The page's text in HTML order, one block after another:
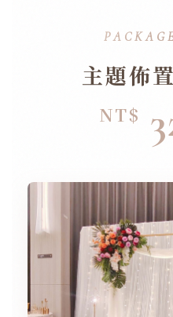
主題佈
NT$